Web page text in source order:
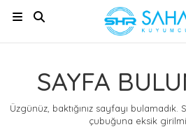
SAYFA
Üzgünüz, baktığınız sayfayı bulamadık.
çubuğuna eksik